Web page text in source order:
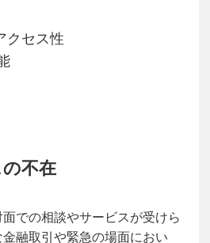
クセス性
不在
での相談やサービスが受けら
融取引や緊急の場面におい